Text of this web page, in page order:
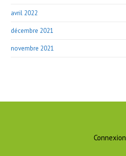
avril 2022
décembre 2021
novembre 2021
Connexion